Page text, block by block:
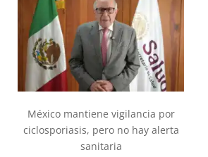
México mantiene vigilancia por
ciclosporiasis, pero no hay alerta
sanitaria